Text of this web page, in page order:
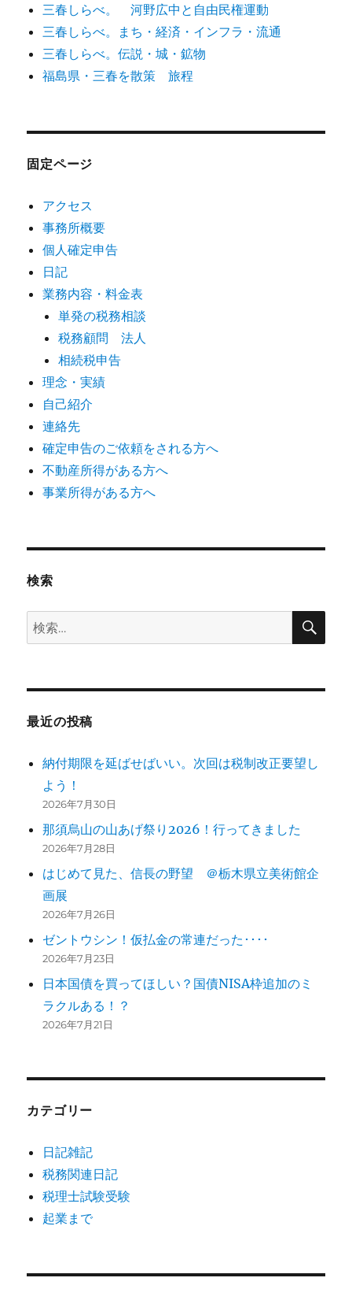
三春しらべ。 河野広中と自由民権運動
三春しらべ。まち・経済・インフラ・流通
三春しらべ。伝説・城・鉱物
福島県・三春を散策 旅程
固定ページ
アクセス
事務所概要
個人確定申告
日記
業務内容・料金表
単発の税務相談
税務顧問 法人
相続税申告
理念・実績
自己紹介
連絡先
確定申告のご依頼をされる方へ
不動産所得がある方へ
事業所得がある方へ
検索
検
索:
検
最近の投稿
納付期限を延ばせばいい。次回は税制改正要望し
よう！
2026年7月30日
那須烏山の山あげ祭り2026！行ってきました
2026年7月28日
はじめて見た、信長の野望 ＠栃木県立美術館企
画展
2026年7月26日
ゼントウシン！仮払金の常連だった････
2026年7月23日
日本国債を買ってほしい？国債NISA枠追加のミ
ラクルある！？
2026年7月21日
カテゴリー
日記雑記
税務関連日記
税理士試験受験
起業まで